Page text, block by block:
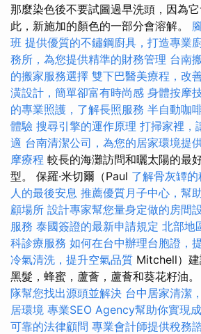
那麼染色後不要試圖過早洗頭，因為
此，新施加的顏色的一部分會溶解。
班 提供優質的不鏽鋼廚具，打造專業
務所，為您提供精準的財務管理 台南
的搬家服務選擇 雙下巴醫美療程，改
潢設計，簡單卻富有時尚感 身體按摩
的專業照護，了解長照服務 半自動咖
體驗 搜尋引擎的運作原理 打掃家裡，
適 台南清潔公司，為您的居家環境提
摩療程 較長的海灘訪問和曬太陽的最
型。 保羅·米切爾（Paul 了解骨灰罈
人的最後安息 推薦優質月子中心，幫
顧場所 設計專家幫您量身定做的房間
服務 泰國簽證的最新申請規定 北部地
科診療服務 如何在台中辦理台胞證，
冷氣清洗，提升空氣品質 Mitchell）
黑髮，蜂蜜，蘆薈，蘆薈和葵花籽油。
隊幫您找出源頭並解決 台中居家清潔
居環境 專業SEO Agency幫助你實現
可靠的法律顧問 專業會計師提供稅務